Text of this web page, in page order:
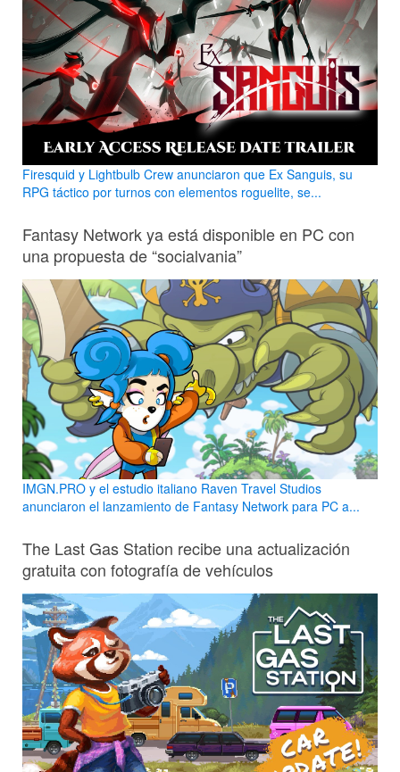
Firesquid y Lightbulb Crew anunciaron que Ex Sanguis, su
RPG táctico por turnos con elementos roguelite, se...
Fantasy Network ya está disponible en PC con
una propuesta de “socialvania”
IMGN.PRO y el estudio italiano Raven Travel Studios
anunciaron el lanzamiento de Fantasy Network para PC a...
The Last Gas Station recibe una actualización
gratuita con fotografía de vehículos